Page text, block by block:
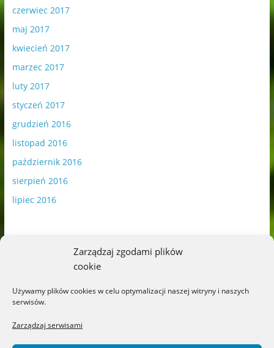
Zarządzaj zgodami plików
cookie
Używamy plików cookies w celu optymalizacji naszej witryny i naszych
serwisów.
Zarządzaj serwisami
czerwiec 2017
maj 2017
kwiecień 2017
marzec 2017
luty 2017
styczeń 2017
grudzień 2016
listopad 2016
październik 2016
sierpień 2016
lipiec 2016